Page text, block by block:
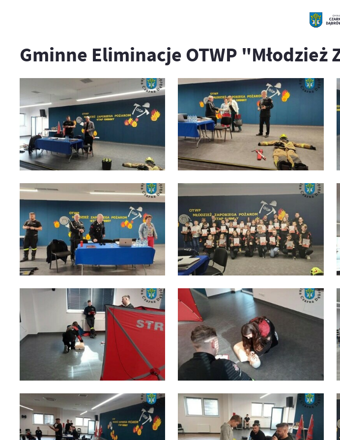
Gminne Eliminacje OTWP "Młodzież